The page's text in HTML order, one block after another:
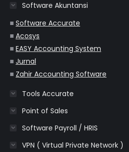
new
window
new
window
new
window
new
window
new
window
Software Akuntansi
■ Software Accurate
■ Acosys
■ EASY Accounting System
■ Jurnal
■ Zahir Accounting Software
Tools Accurate
Point of Sales
Software Payroll / HRIS
VPN ( Virtual Private Network )